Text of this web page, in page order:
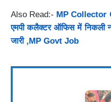
Also Read:- MP Collector
एमपी कलैक्टर ऑफिस में निकली
जारी ,MP Govt Job